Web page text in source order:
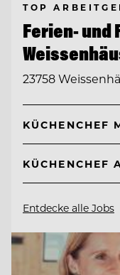
TOP
Ferien-
23758
KÜCHENCHEF
KÜCHENCHEF
Entdecke alle Jobs